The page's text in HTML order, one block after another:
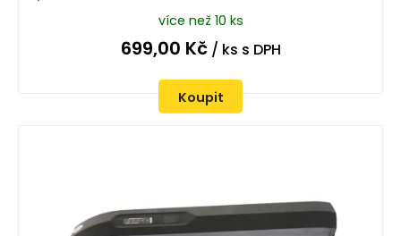
více než 10 ks
699,00 Kč/ ks s DPH
Koupit